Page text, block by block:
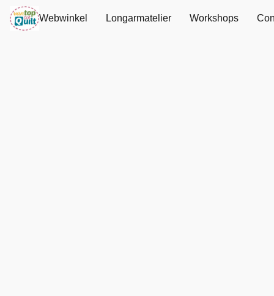
Webwinkel Longarmatelier Workshops